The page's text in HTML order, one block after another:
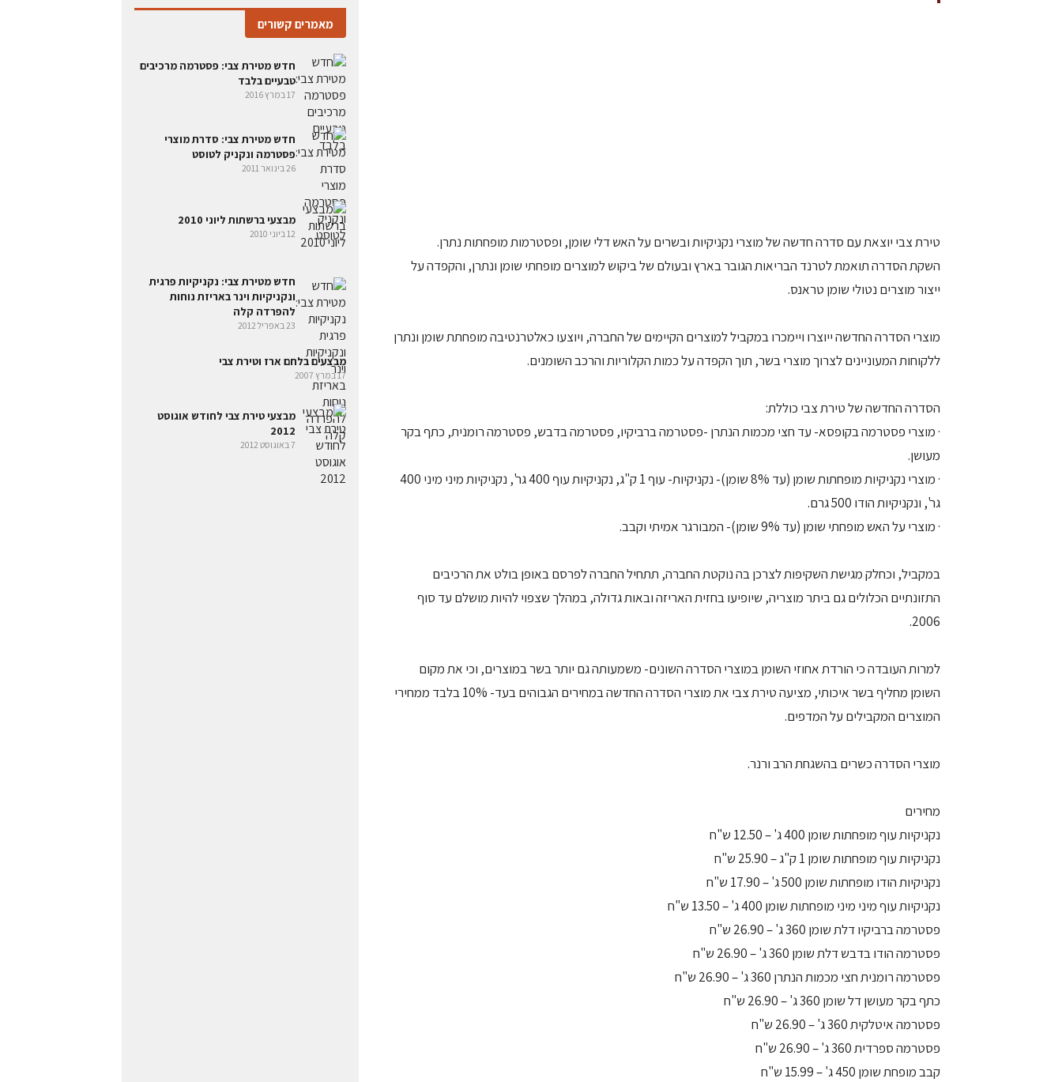
טירת צבי יוצאת עם סדרה חדשה של מוצרי נקניקיות ובשרים על האש דלי שומן, ופסטרמות מופחתות נתרן.
השקת הסדרה תואמת לטרנד הבריאות הגובר בארץ ובעולם של ביקוש למוצרים מופחתי שומן ונתרן, והקפדה על
ייצור מוצרים נטולי שומן טראנס.
מוצרי הסדרה החדשה ייוצרו ויימכרו במקביל למוצרים הקיימים של החברה, ויוצעו כאלטרנטיבה מופחתת שומן ונתרן
ללקוחות המעוניינים לצרוך מוצרי בשר, תוך הקפדה על כמות הקלוריות והרכב השומנים.
הסדרה החדשה של טירת צבי כוללת:
· מוצרי פסטרמה בקופסא- עד חצי מכמות הנתרן -פסטרמה ברביקיו, פסטרמה בדבש, פסטרמה רומנית, כתף בקר
מעושן.
· מוצרי נקניקיות מופחתות שומן (עד 8% שומן)- נקניקיות- עוף 1 ק"ג, נקניקיות עוף 400 גר', נקניקיות מיני מיני 400
גר', ונקניקיות הודו 500 גרם.
· מוצרי על האש מופחתי שומן (עד 9% שומן)- המבורגר אמיתי וקבב.
במקביל, וכחלק מגישת השקיפות לצרכן בה נוקטת החברה, תתחיל החברה לפרסם באופן בולט את הרכיבים
התזונתיים הכלולים גם ביתר מוצריה, שיופיעו בחזית האריזה ובאות גדולה, במהלך שצפוי להיות מושלם עד סוף
2006.
למרות העובדה כי הורדת אחוזי השומן במוצרי הסדרה השונים- משמעותה גם יותר בשר במוצרים, וכי את מקום
השומן מחליף בשר איכותי, מציעה טירת צבי את מוצרי הסדרה החדשה במחירים הגבוהים בעד- 10% בלבד ממחירי
המוצרים המקבילים על המדפים.
מוצרי הסדרה כשרים בהשגחת הרב ורנר.
מחירים
נקניקיות עוף מופחתות שומן 400 ג' – 12.50 ש"ח
נקניקיות עוף מופחתות שומן 1 ק"ג – 25.90 ש"ח
נקניקיות הודו מופחתות שומן 500 ג' – 17.90 ש"ח
נקניקיות עוף מיני מיני מופחתות שומן 400 ג' – 13.50 ש"ח
פסטרמה ברביקיו דלת שומן 360 ג' – 26.90 ש"ח
פסטרמה הודו בדבש דלת שומן 360 ג' – 26.90 ש"ח
פסטרמה רומנית חצי מכמות הנתרן 360 ג' – 26.90 ש"ח
כתף בקר מעושן דל שומן 360 ג' – 26.90 ש"ח
פסטרמה איטלקית 360 ג' – 26.90 ש"ח
פסטרמה ספרדית 360 ג' – 26.90 ש"ח
קבב מופחת שומן 450 ג' – 15.99 ש"ח
מאמרים קשורים
חדש מטירת צבי: פסטרמה מרכיבים
טבעיים בלבד
17 במרץ 2016
חדש מטירת צבי: סדרת מוצרי
פסטרמה ונקניק לטוסט
26 בינואר 2011
מבצעי ברשתות ליוני 2010
12 ביוני 2010
חדש מטירת צבי: נקניקיות פרגית
ונקניקיות וינר באריזת נוחות
להפרדה קלה
23 באפריל 2012
מבצעים בלחם ארז וטירת צבי
17 במרץ 2007
מבצעי טירת צבי לחודש אוגוסט
2012
7 באוגוסט 2012